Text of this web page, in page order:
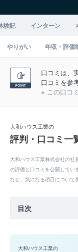
験記 インターン
やりがい 年収・評価
口コミは、
口コミを参
※ この口コ
大和ハウス工業の
評判・口コミ一
大和ハウス工業株式会社の社
の評価と口コミを公開してい
など、気になる項目について
目次
大和ハウス工業の